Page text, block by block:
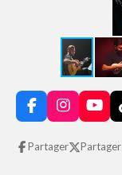
F
a
c
e
I
n
t
Y
o
u
T
Partager Partager